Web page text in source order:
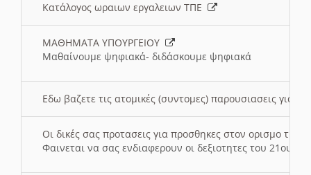
Κατάλογος ωραιων εργαλειων ΤΠΕ
ΜΑΘΗΜΑΤΑ ΥΠΟΥΡΓΕΙΟΥ
Μαθαίνουμε ψηφιακά- διδάσκουμε ψηφιακά
Εδω βαζετε τις ατομικές (συντομες) παρουσιασεις για
Οι δικές σας προτασεις για προσθηκες στον ορισμο
Φαινεται να σας ενδιαφερουν οι δεξιοτητες του 21ου